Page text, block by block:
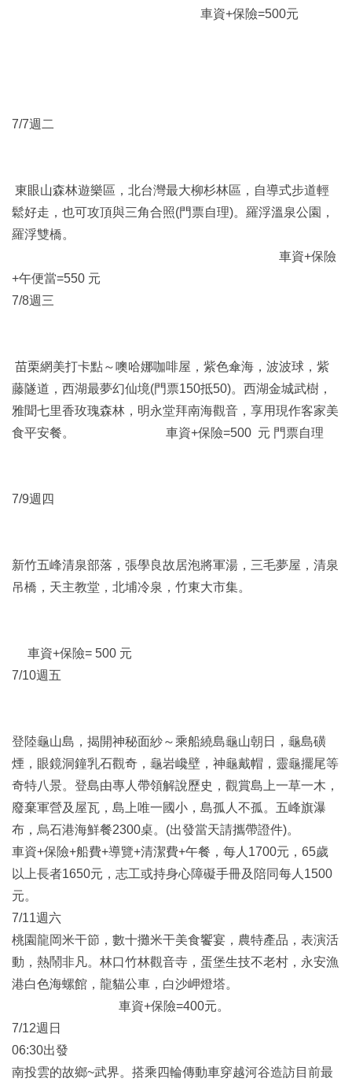
車資+保險=500元
7/7週二
東眼山森林遊樂區，北台灣最大柳杉林區，自導式步道輕
鬆好走，也可攻頂與三角合照(門票自理)。羅浮溫泉公園，
羅浮雙橋。
車資+保險
+午便當=550 元
7/8週三
苗栗網美打卡點～噢哈娜咖啡屋，紫色傘海，波波球，紫
藤隧道，西湖最夢幻仙境(門票150抵50)。西湖金城武樹，
雅聞七里香玫瑰森林，明永堂拜南海觀音，享用現作客家美
食平安餐。 車資+保險=500 元 門票自理
7/9週四
新竹五峰清泉部落，張學良故居泡將軍湯，三毛夢屋，清泉
吊橋，天主教堂，北埔冷泉，竹東大市集。
車資+保險= 500 元
7/10週五
登陸龜山島，揭開神秘面紗～乘船繞島龜山朝日，龜島磺
煙，眼鏡洞鐘乳石觀奇，龜岩巉壁，神龜戴帽，靈龜擺尾等
奇特八景。登島由專人帶領解說歷史，觀賞島上一草一木，
廢棄軍營及屋瓦，島上唯一國小，島孤人不孤。五峰旗瀑
布，烏石港海鮮餐2300桌。(出發當天請攜帶證件)。
車資+保險+船費+導覽+清潔費+午餐，每人1700元，65歲
以上長者1650元，志工或持身心障礙手冊及陪同每人1500
元。
7/11週六
桃園龍岡米干節，數十攤米干美食饗宴，農特產品，表演活
動，熱鬧非凡。林口竹林觀音寺，蛋堡生技不老村，永安漁
港白色海螺館，龍貓公車，白沙岬燈塔。
車資+保險=400元。
7/12週日
06:30出發
南投雲的故鄉~武界。搭乘四輪傳動車穿越河谷造訪目前最